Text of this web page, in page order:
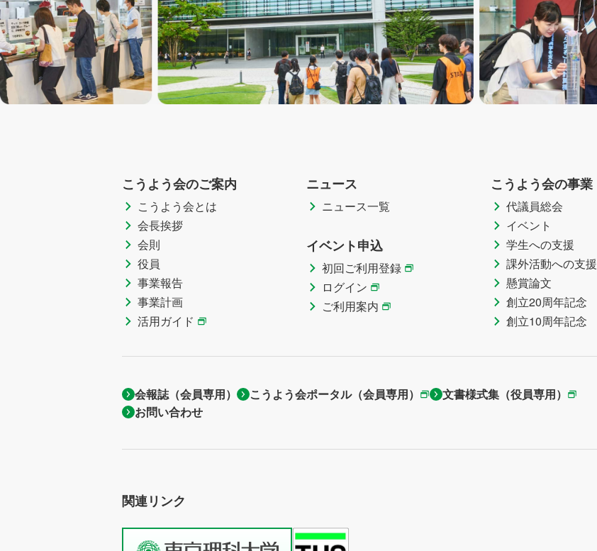
こうよう会のご案内
こうよう会とは
会長挨拶
会則
役員
事業報告
事業計画
活用ガイド
ニュース
ニュース一覧
イベント申込
初回ご利用登録
ログイン
ご利用案内
こうよう会の事業
代議員総会
イベント
学生への支援
課外活動への支援
懸賞論文
創立20周年記念
創立10周年記念
会報誌（会員専用） こうよう会ポータル（会員専用）
文書様式集（役員専用）
お問い合わせ
関連リンク